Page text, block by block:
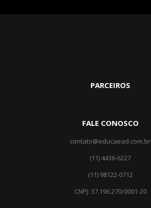
PARCEIROS
FALE CONOSCO
contato@educaead.com.br
(11) 4436-6227
(11) ‎98122-0712
CNPJ: 37.196.270/0001-20